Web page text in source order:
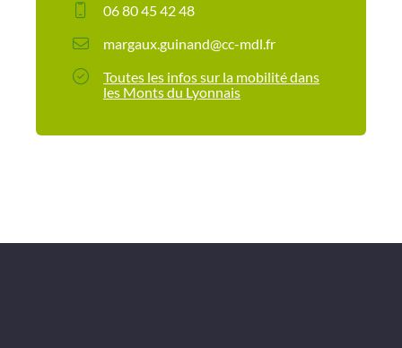
06 80 45 42 48
margaux.guinand@cc-mdl.fr
Toutes les infos sur la mobilité dans
les Monts du Lyonnais